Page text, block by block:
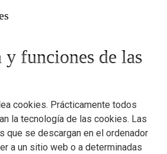
funciones de las
cookies. Prácticamente todos
la tecnología de las cookies. Las
que se descargan en el ordenador
a un sitio web o a determinadas